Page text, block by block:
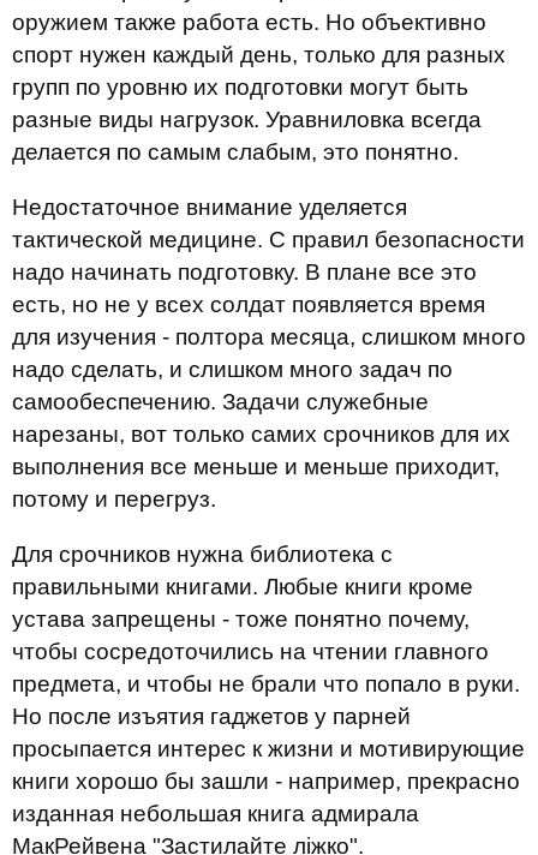
оружием также работа есть. Но объективно
спорт нужен каждый день, только для разных
групп по уровню их подготовки могут быть
разные виды нагрузок. Уравниловка всегда
делается по самым слабым, это понятно.
Недостаточное внимание уделяется
тактической медицине. С правил безопасности
надо начинать подготовку. В плане все это
есть, но не у всех солдат появляется время
для изучения - полтора месяца, слишком много
надо сделать, и слишком много задач по
самообеспечению. Задачи служебные
нарезаны, вот только самих срочников для их
выполнения все меньше и меньше приходит,
потому и перегруз.
Для срочников нужна библиотека с
правильными книгами. Любые книги кроме
устава запрещены - тоже понятно почему,
чтобы сосредоточились на чтении главного
предмета, и чтобы не брали что попало в руки.
Но после изъятия гаджетов у парней
просыпается интерес к жизни и мотивирующие
книги хорошо бы зашли - например, прекрасно
изданная небольшая книга адмирала
МакРейвена "Застилайте ліжко".